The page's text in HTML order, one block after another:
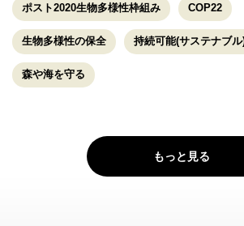
ポスト2020生物多様性枠組み COP22
生物多様性の保全 持続可能(サステナブ
森や海を守る
もっと見る